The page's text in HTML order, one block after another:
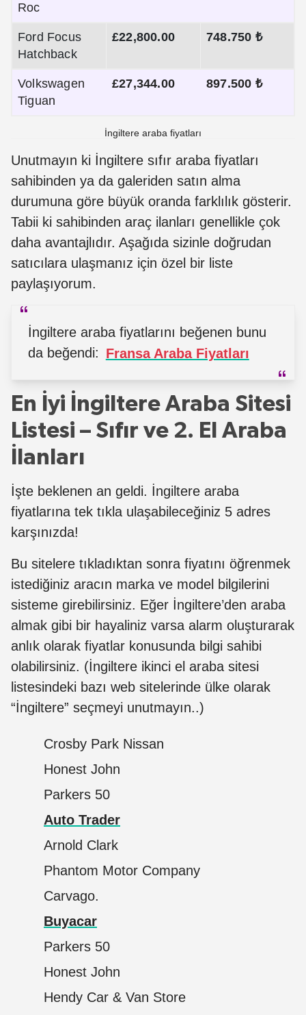
Roc
Ford Focus
Hatchback
£22,800.00 748.750 ₺
Volkswagen
Tiguan
£27,344.00 897.500 ₺
İngiltere araba fiyatları
Unutmayın ki İngiltere sıfır araba fiyatları
sahibinden ya da galeriden satın alma
durumuna göre büyük oranda farklılık gösterir.
Tabii ki sahibinden araç ilanları genellikle çok
daha avantajlıdır. Aşağıda sizinle doğrudan
satıcılara ulaşmanız için özel bir liste
paylaşıyorum.
İngiltere araba fiyatlarını beğenen bunu
da beğendi: Fransa Araba Fiyatları
En İyi İngiltere Araba Sitesi
Listesi – Sıfır ve 2. El Araba
İlanları
İşte beklenen an geldi. İngiltere araba
fiyatlarına tek tıkla ulaşabileceğiniz 5 adres
karşınızda!
Bu sitelere tıkladıktan sonra fiyatını öğrenmek
istediğiniz aracın marka ve model bilgilerini
sisteme girebilirsiniz. Eğer İngiltere’den araba
almak gibi bir hayaliniz varsa alarm oluşturarak
anlık olarak fiyatlar konusunda bilgi sahibi
olabilirsiniz. (İngiltere ikinci el araba sitesi
listesindeki bazı web sitelerinde ülke olarak
“İngiltere” seçmeyi unutmayın..)
Crosby Park Nissan
Honest John
Parkers 50
Auto Trader
Arnold Clark
Phantom Motor Company
Carvago.
Buyacar
Parkers 50
Honest John
Hendy Car & Van Store